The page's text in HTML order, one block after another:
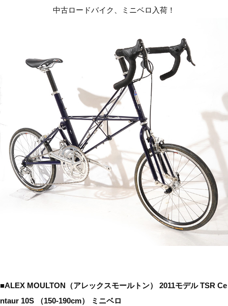
中古ロードバイク、ミニベロ入荷！
■ALEX MOULTON（アレックスモールトン） 2011モデル TSR Ce
ntaur 10S （150-190cm） ミニベロ